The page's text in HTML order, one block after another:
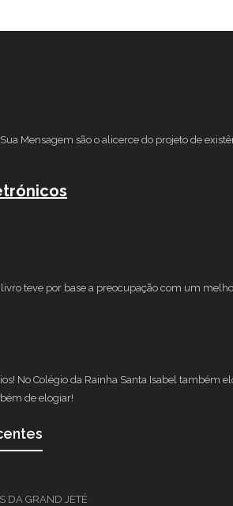
Sua Mensagem são o alicerce do projeto de
teve por base a preocupação com um
No Colégio da Rainha Santa Isabel também
de elogiar!
DA GRAND JETÉ